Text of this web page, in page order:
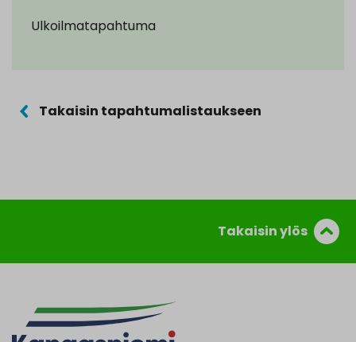
Ulkoilmatapahtuma
Takaisin tapahtumalistaukseen
Takaisin ylös